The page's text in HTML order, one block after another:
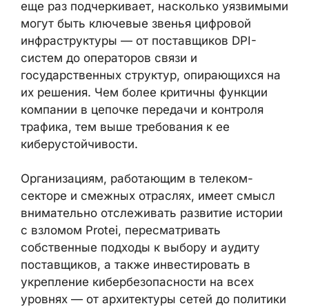
отработанные сценарии взаимодействия с
клиентами и регуляторами, а также
прозрачная коммуникация существенно
снижают репутационные и юридические
риски при утечках данных.
Случай с возможной утечкой данных у
Protei еще раз подчеркивает, насколько
уязвимыми могут быть ключевые звенья
поставщиков DPI-систем до операторов
связи и государственных структур,
опирающихся на их решения. Чем более
критичны функции компании в цепочке
передачи и контроля трафика, тем выше
требования к ее киберустойчивости.